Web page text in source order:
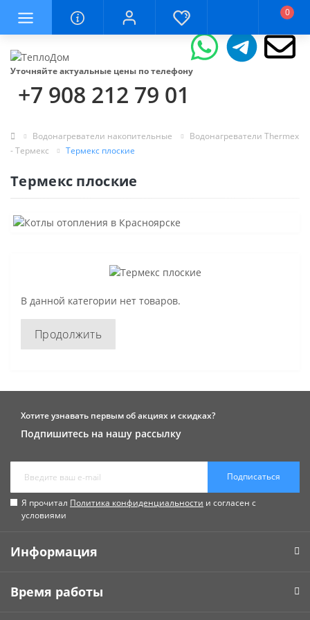
0
Уточняйте актуальные цены по телефону
+7 908 212 79 01
Водонагреватели накопительные
Водонагреватели Thermex
- Термекс
Термекс плоские
Термекс плоские
В данной категории нет товаров.
Продолжить
Хотите узнавать первым об акциях и скидках?
Подпишитесь на нашу рассылку
Подписаться
Я прочитал Политика конфиденциальности и согласен с
условиями
Информация
Время работы